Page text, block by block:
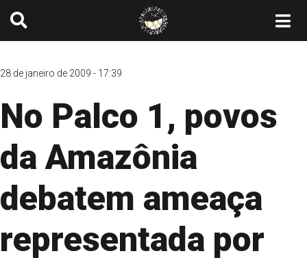
28 de janeiro de 2009 - 17:39
No Palco 1, povos
da Amazônia
debatem ameaça
representada por